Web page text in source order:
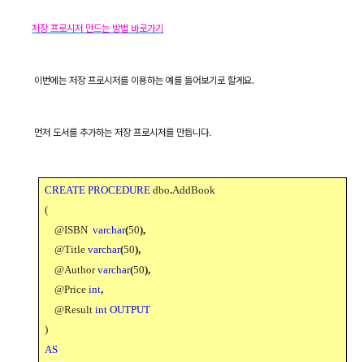
저장 프로시저 만드는 방법 바로가기
이번에는 저장 프로시저를 이용하는 예를 들어보기로 할게요.
먼저 도서를 추가하는 저장 프로시저를 만듭니다.
CREATE PROCEDUREdbo.AddBook
(
@ISBN varchar(50),
@Titlevarchar(50),
@Authorvarchar(50),
@Priceint,
@Resultint OUTPUT
)
AS